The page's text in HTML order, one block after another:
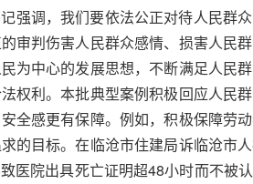
强调，我们要依法公正对待人民群
审判伤害人民群众感情、损害人民
为中心的发展思想，不断满足人民
权利。本批典型案例积极回应人民
全感更有保障。例如，积极保障劳
的目标。在临沧市住建局诉临沧市
医院出具死亡证明超48小时而不被